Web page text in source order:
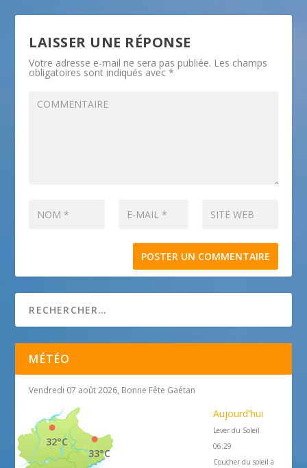
LAISSER UNE RÉPONSE
Votre adresse e-mail ne sera pas publiée. Les champs
obligatoires sont indiqués avec*
MÉTÉO
Vendredi 07 août 2026, Bonne Fête Gaétan
33°C
32°C
Aujourd'hui
Lever du Soleil
06:29
Coucher du soleil à